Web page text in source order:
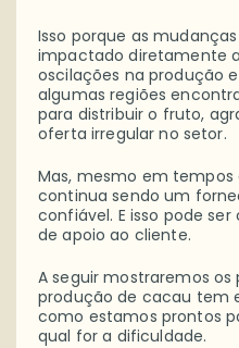
Isso porque as
impactado diretamente
oscilações na produção
algumas regiões
para distribuir o fruto,
oferta irregular no setor.
Mas, mesmo em tempos
continua sendo um
confiável. E isso pode
de apoio ao cliente.
A seguir mostraremos
produção de cacau tem
como estamos prontos
qual for a dificuldade.